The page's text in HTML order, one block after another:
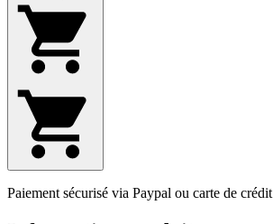
Paiement sécurisé via Paypal ou carte de crédit